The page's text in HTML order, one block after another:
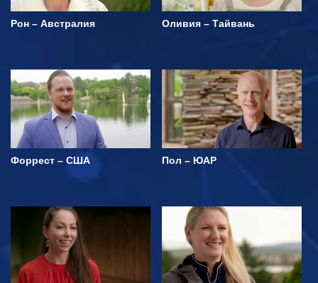
Рон – Австралия Оливия – Тайвань
Форрест – США Пол – ЮАР